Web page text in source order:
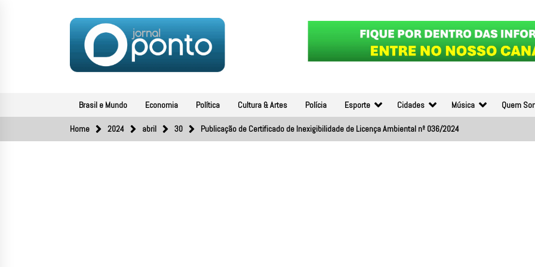
Brasil e Mundo Economia Política Cultura & Artes Polícia Esporte Cidades Música Quem
Home 2024 abril 30 Publicação de Certificado de Inexigibilidade de Licença Ambiental nº 036/2024